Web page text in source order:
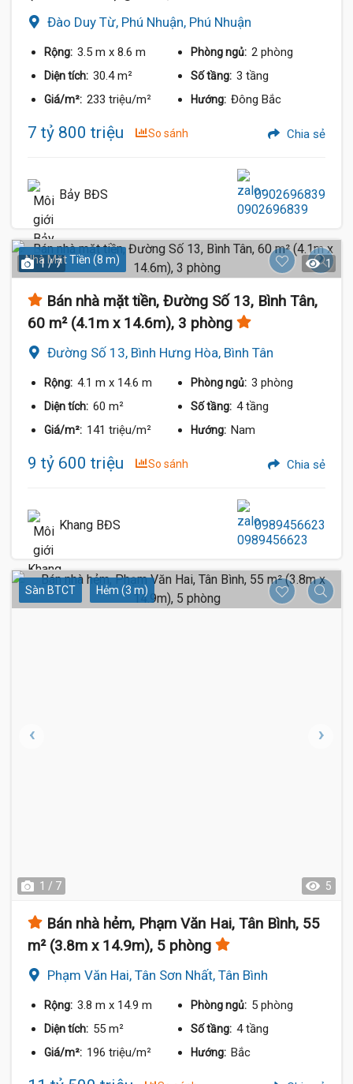
Đào Duy Từ, Phú Nhuận, Phú Nhuận
Rộng: 3.5 m x 8.6 m Phòng ngủ: 2 phòng
Diện tích: 30.4 m² Số tầng: 3 tầng
Giá/m²: 233 triệu/m² Hướng: Đông Bắc
7 tỷ 800 triệu So sánh Chia sẻ
Bảy BĐS 0902696839
Nhà Mặt Tiền (8 m)
1 / 7 1
Bán nhà mặt tiền, Đường Số 13, Bình Tân,
60 m² (4.1m x 14.6m), 3 phòng
Đường Số 13, Bình Hưng Hòa, Bình Tân
Rộng: 4.1 m x 14.6 m Phòng ngủ: 3 phòng
Diện tích: 60 m² Số tầng: 4 tầng
Giá/m²: 141 triệu/m² Hướng: Nam
9 tỷ 600 triệu So sánh Chia sẻ
Khang BĐS 0989456623
Sàn BTCT Hẻm (3 m)
1 / 7 5
Bán nhà hẻm, Phạm Văn Hai, Tân Bình, 55
m² (3.8m x 14.9m), 5 phòng
Phạm Văn Hai, Tân Sơn Nhất, Tân Bình
Rộng: 3.8 m x 14.9 m Phòng ngủ: 5 phòng
Diện tích: 55 m² Số tầng: 4 tầng
Giá/m²: 196 triệu/m² Hướng: Bắc